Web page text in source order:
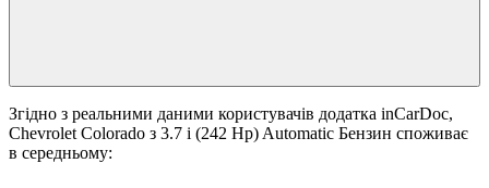
Згідно з реальними даними користувачів додатка inCarDoc,
Chevrolet Colorado з 3.7 i (242 Hp) Automatic Бензин споживає
в середньому: